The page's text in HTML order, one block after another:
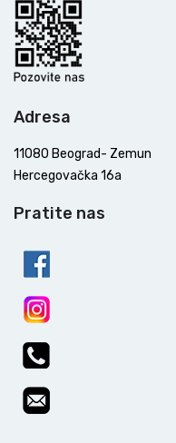
Adresa
11080 Beograd- Zemun
Hercegovačka 16a
Pratite nas